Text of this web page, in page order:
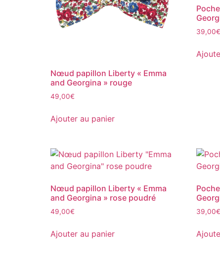
Nœud papillon Liberty « Emma
and Georgina » rouge
49,00€
Ajouter au panier
39,00€
Nœud papillon Liberty « Emma
and Georgina » rose poudré
49,00€
Ajouter au panier
39,00€